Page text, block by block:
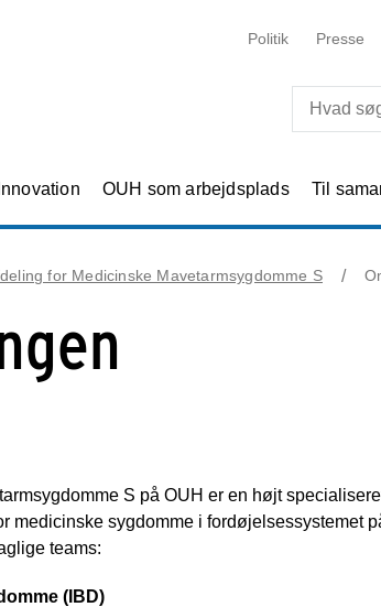
Politik Presse
OUH som arbejdsplads Til
for Medicinske Mavetarmsygdomme S
S på OUH er en højt
medicinske sygdomme i fordøjelsessystemet
teams:
(IBD)